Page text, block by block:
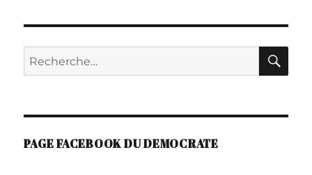
N
:
Recherche
pour :
PAGE FACEBOOK DU DEMOCRATE